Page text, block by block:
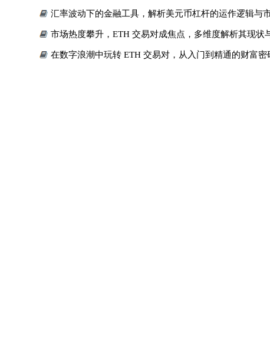
汇率波动下的金融工具，解析美元币杠杆的运作逻辑与
市场热度攀升，ETH 交易对成焦点，多维度解析其现状
在数字浪潮中玩转 ETH 交易对，从入门到精通的财富密